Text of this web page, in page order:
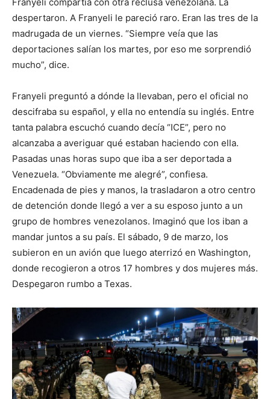
despertaron. A Franyeli le pareció raro. Eran las tres de la
madrugada de un viernes. “Siempre veía que las
deportaciones salían los martes, por eso me sorprendió
mucho”, dice.
Franyeli preguntó a dónde la llevaban, pero el oficial no
descifraba su español, y ella no entendía su inglés. Entre
tanta palabra escuchó cuando decía “ICE”, pero no
alcanzaba a averiguar qué estaban haciendo con ella.
Pasadas unas horas supo que iba a ser deportada a
Venezuela. “Obviamente me alegré”, confiesa.
Encadenada de pies y manos, la trasladaron a otro centro
de detención donde llegó a ver a su esposo junto a un
grupo de hombres venezolanos. Imaginó que los iban a
mandar juntos a su país. El sábado, 9 de marzo, los
subieron en un avión que luego aterrizó en Washington,
donde recogieron a otros 17 hombres y dos mujeres más.
Despegaron rumbo a Texas.